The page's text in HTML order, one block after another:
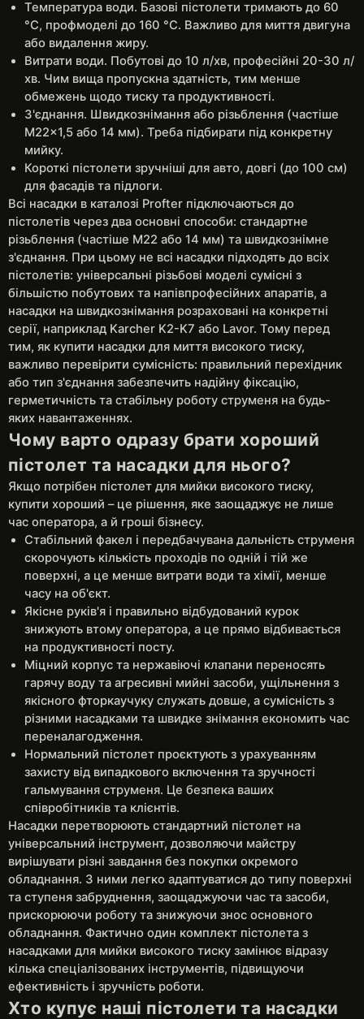
Температура води. Базові пістолети тримають до 60
°C, профмоделі до 160 °C. Важливо для миття двигуна
або видалення жиру.
Витрати води. Побутові до 10 л/хв, професійні 20-30 л/
хв. Чим вища пропускна здатність, тим менше
обмежень щодо тиску та продуктивності.
З'єднання. Швидкознімання або різьблення (частіше
M22x1,5 або 14 мм). Треба підбирати під конкретну
мийку.
Короткі пістолети зручніші для авто, довгі (до 100 см)
для фасадів та підлоги.
Всі насадки в каталозі Profter підключаються до
пістолетів через два основні способи: стандартне
різьблення (частіше M22 або 14 мм) та швидкознімне
з'єднання. При цьому не всі насадки підходять до всіх
пістолетів: універсальні різьбові моделі сумісні з
більшістю побутових та напівпрофесійних апаратів, а
насадки на швидкознімання розраховані на конкретні
серії, наприклад Karcher K2-K7 або Lavor. Тому перед
тим, як купити насадки для миття високого тиску,
важливо перевірити сумісність: правильний перехідник
або тип з'єднання забезпечить надійну фіксацію,
герметичність та стабільну роботу струменя на будь-
яких навантаженнях.
Чому варто одразу брати хороший
пістолет та насадки для нього?
Якщо потрібен пістолет для мийки високого тиску,
купити хороший – це рішення, яке заощаджує не лише
час оператора, а й гроші бізнесу.
Стабільний факел і передбачувана дальність струменя
скорочують кількість проходів по одній і тій же
поверхні, а це менше витрати води та хімії, менше
часу на об'єкт.
Якісне руків'я і правильно відбудований курок
знижують втому оператора, а це прямо відбивається
на продуктивності посту.
Міцний корпус та нержавіючі клапани переносять
гарячу воду та агресивні мийні засоби, ущільнення з
якісного фторкаучуку служать довше, а сумісність з
різними насадками та швидке знімання економить час
переналагодження.
Нормальний пістолет проєктують з урахуванням
захисту від випадкового включення та зручності
гальмування струменя. Це безпека ваших
співробітників та клієнтів.
Насадки перетворюють стандартний пістолет на
універсальний інструмент, дозволяючи майстру
вирішувати різні завдання без покупки окремого
обладнання. З ними легко адаптуватися до типу поверхні
та ступеня забруднення, заощаджуючи час та засоби,
прискорюючи роботу та знижуючи знос основного
обладнання. Фактично один комплект пістолета з
насадками для мийки високого тиску замінює відразу
кілька спеціалізованих інструментів, підвищуючи
ефективність і зручність роботи.
Хто купує наші пістолети та насадки